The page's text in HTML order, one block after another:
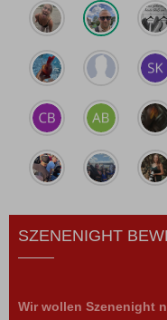
SZENENIGHT
Wir wollen Szenenight